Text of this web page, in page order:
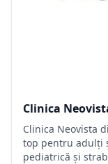
Clinica
Clinica Neovista
top pentru adulți
pediatrică și